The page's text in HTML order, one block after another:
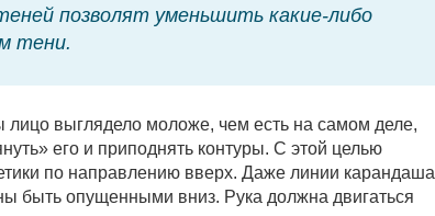
позволят уменьшить какие-либо
тени.
выглядело моложе, чем есть на самом деле,
его и приподнять контуры. С этой целью
по направлению вверх. Даже линии карандаша
быть опущенными вниз. Рука должна двигаться